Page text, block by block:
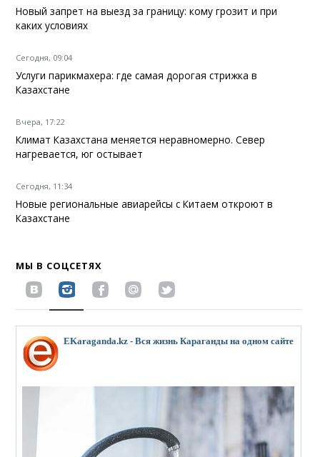
Новый запрет на выезд за границу: кому грозит и при
каких условиях
Сегодня, 09:04
Услуги парикмахера: где самая дорогая стрижка в
Казахстане
Вчера, 17:22
Климат Казахстана меняется неравномерно. Север
нагревается, юг остывает
Сегодня, 11:34
Новые региональные авиарейсы с Китаем откроют в
Казахстане
МЫ В СОЦСЕТЯХ
EKaraganda.kz - Вся жизнь Караганды на одном сайте